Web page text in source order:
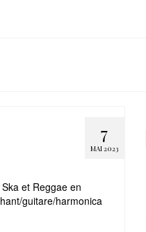
7
MAI 2023
et Reggae en
guitare/harmonica